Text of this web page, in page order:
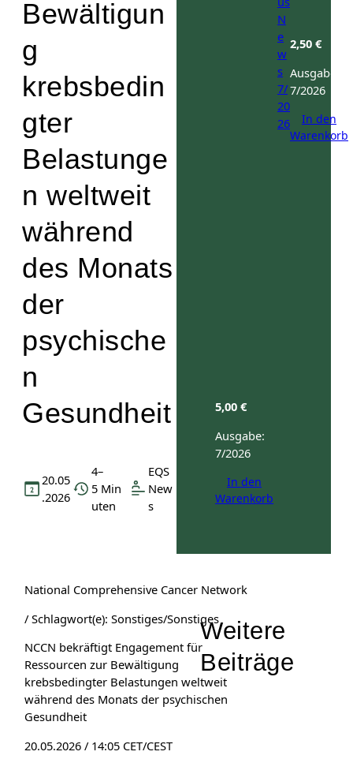
Bewältigun
g
krebsbedin
gter
Belastunge
n weltweit
während
des Monats
der
psychische
n
Gesundheit
20.05
.2026
4–
5 Min
uten
EQS
New
s
National Comprehensive Cancer Network
/ Schlagwort(e): Sonstiges/Sonstiges
NCCN bekräftigt Engagement für
Ressourcen zur Bewältigung
krebsbedingter Belastungen weltweit
während des Monats der psychischen
Gesundheit
20.05.2026 / 14:05 CET/CEST
5,00 €
Ausgabe:
7/2026
In den
Warenkorb
2,50 €
Ausgabe:
7/2026
In den
Warenkorb
Weitere
Beiträge